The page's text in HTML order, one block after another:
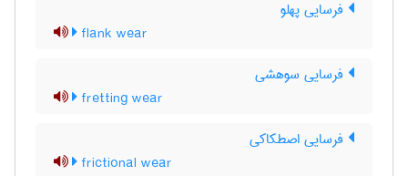
فرسایی پهلو
flank wear
فرسایی سوهشی
fretting wear
فرسایی اصطکاکی
frictional wear